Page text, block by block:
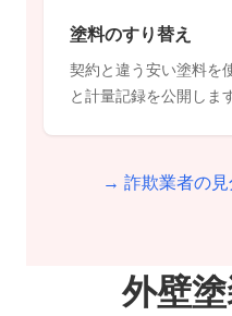
塗料のすり替え
契約と違う安い塗料を
と計量記録を公開しま
→ 詐欺業者の見
外壁